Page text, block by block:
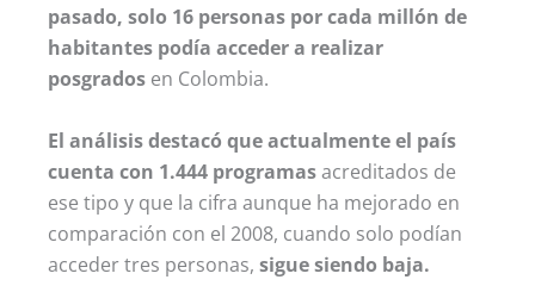
pasado, solo 16 personas por cada millón de
habitantes podía acceder a realizar
posgrados en Colombia.
El análisis destacó que actualmente el país
cuenta con 1.444 programasacreditados de
ese tipo y que la cifra aunque ha mejorado en
comparación con el 2008, cuando solo podían
acceder tres personas, sigue siendo baja.